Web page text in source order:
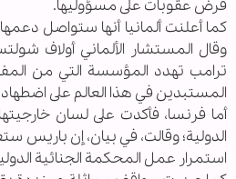
فرض عقوبات على مسؤوليها.
كما أعلنت ألمانيا أنها ستواصل
وقال المستشار الألماني أولاف
ترامب تهدد المؤسسة التي من
المستبدين في هذا العالم على
أما فرنسا، فأكدت على لسان
الدولية؛ وقالت، في بيان، إن
استمرار عمل المحكمة الجنائية